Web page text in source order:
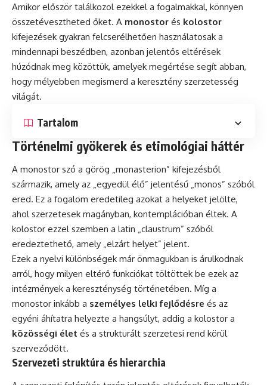
Amikor először találkozol ezekkel a fogalmakkal, könnyen
összetévesztheted őket. A monostor és kolostor
kifejezések gyakran felcserélhetően használatosak a
mindennapi beszédben, azonban jelentős eltérések
húzódnak meg közöttük, amelyek megértése segít abban,
hogy mélyebben megismerd a keresztény szerzetesség
világát.
Tartalom
Történelmi gyökerek és etimológiai háttér
A monostor szó a görög „monasterion” kifejezésből
származik, amely az „egyedül élő” jelentésű „monos” szóból
ered. Ez a fogalom eredetileg azokat a helyeket jelölte,
ahol szerzetesek magányban, kontemplációban éltek. A
kolostor ezzel szemben a latin „claustrum” szóból
eredeztethető, amely „elzárt helyet” jelent.
Ezek a nyelvi különbségek már önmagukban is árulkodnak
arról, hogy milyen eltérő funkciókat töltöttek be ezek az
intézmények a kereszténység történetében. Míg a
monostor inkább a személyes lelki fejlődésre és az
egyéni áhítatra helyezte a hangsúlyt, addig a kolostor a
közösségi élet és a strukturált szerzetesi rend körül
szerveződött.
Szervezeti struktúra és hierarchia